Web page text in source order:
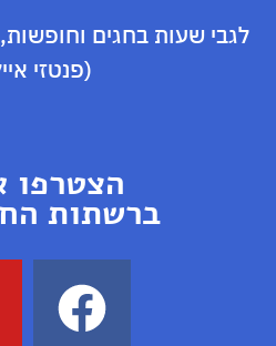
לגבי שעות בחגים
(פנטזי
הצטרפו
ברשתות